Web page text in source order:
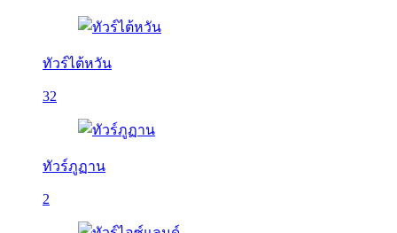
ทัวร์ไต้หวัน
32
ทัวร์ภูฏาน
2